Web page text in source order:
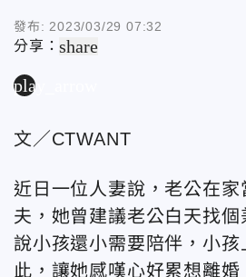
發布: 2023/03/29 07:32
分享：share
play_arrow
文／CTWANT
近日一位人妻說，老公在家
夫，她曾建議老公白天找
說小孩還小需要陪伴，小孩
此，讓她感嘆心好累想離婚